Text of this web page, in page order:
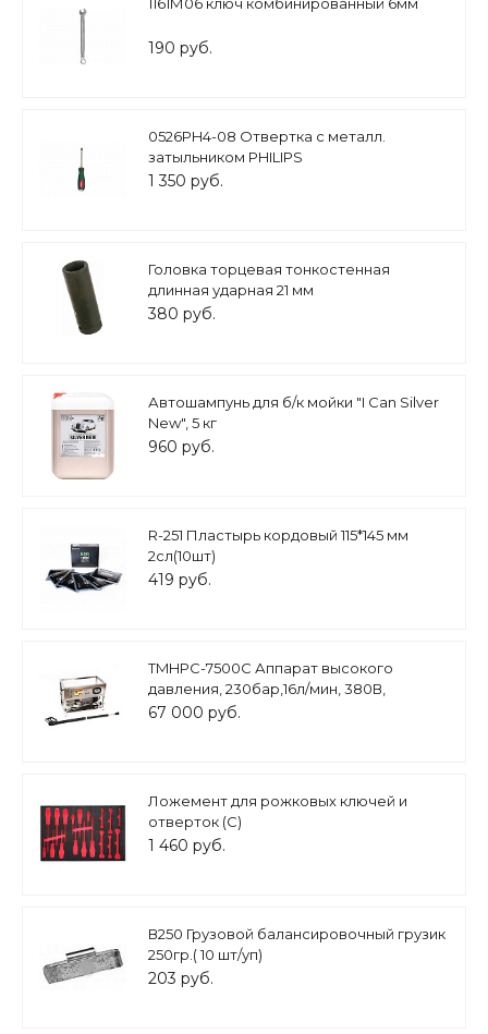
190 руб.
0526PH4-08 Отвертка с металл.
затыльником PHILIPS
1 350 руб.
Головка торцевая тонкостенная
длинная ударная 21 мм
380 руб.
Автошампунь для б/к мойки "I Can Silver
New", 5 кг
960 руб.
R-251 Пластырь кордовый 115*145 мм
2сл(10шт)
419 руб.
TMHPC-7500C Аппарат высокого
давления, 230бар,16л/мин, 380В,
7,5кВт,1450 об/мин
67 000 руб.
Ложемент для рожковых ключей и
отверток (C)
1 460 руб.
В250 Грузовой балансировочный грузик
250гр.( 10 шт/уп)
203 руб.